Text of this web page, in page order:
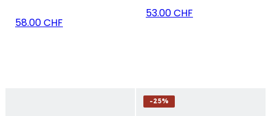
58.00 CHF
53.00 CHF
-25%